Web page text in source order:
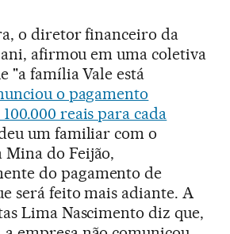
o diretor financeiro da
afirmou em uma coletiva
"a família Vale está
o pagamento
reais para cada
um familiar com o
do Feijão,
do pagamento de
será feito mais adiante. A
Lima Nascimento diz que,